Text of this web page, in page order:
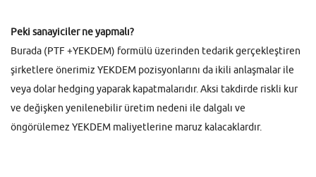
Peki sanayiciler ne yapmalı?
Burada (PTF +YEKDEM) formülü üzerinden tedarik gerçekleştiren
şirketlere önerimiz YEKDEM pozisyonlarını da ikili anlaşmalar ile
veya dolar hedging yaparak kapatmalarıdır. Aksi takdirde riskli kur
ve değişken yenilenebilir üretim nedeni ile dalgalı ve
öngörülemez YEKDEM maliyetlerine maruz kalacaklardır.